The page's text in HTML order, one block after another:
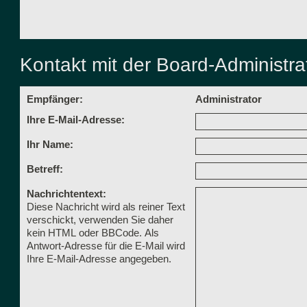
Kontakt mit der Board-
Empfänger:
Administrator
Ihre E-Mail-Adresse:
Ihr Name:
Betreff:
Nachrichtentext:
Diese Nachricht wird als reiner Text
verschickt, verwenden Sie daher
kein HTML oder BBCode. Als
Antwort-Adresse für die E-Mail wird
Ihre E-Mail-Adresse angegeben.